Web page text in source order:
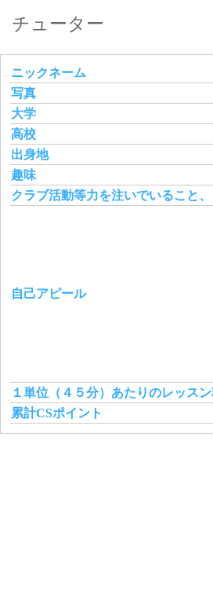
チューター
ニックネーム
写真
大学
高校
出身地
趣味
クラブ活動等力を注いでいること
自己アピール
１単位（４５分）あたりのレッス
累計CSポイント